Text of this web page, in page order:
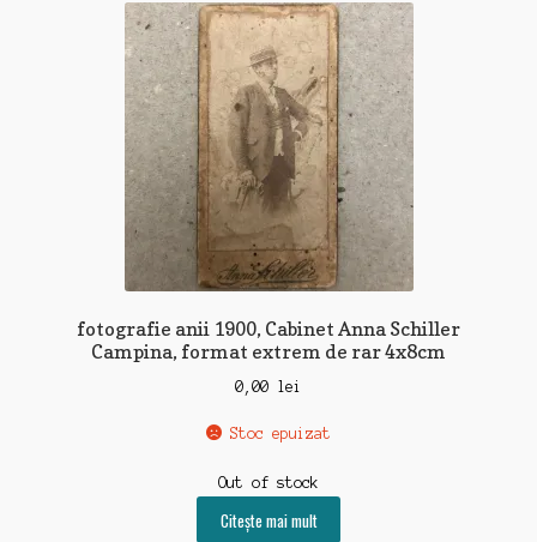
fotografie anii 1900, Cabinet Anna Schiller
Campina, format extrem de rar 4x8cm
0,00 lei
Stoc epuizat
Out of stock
Citește mai mult